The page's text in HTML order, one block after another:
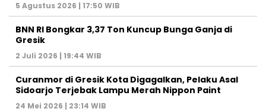
5 Agustus 2026 | 17:50 WIB
BNN RI Bongkar 3,37 Ton Kuncup Bunga Ganja di
Gresik
2 Juli 2026 | 19:44 WIB
Curanmor di Gresik Kota Digagalkan, Pelaku Asal
Sidoarjo Terjebak Lampu Merah Nippon Paint
24 Mei 2026 | 23:14 WIB